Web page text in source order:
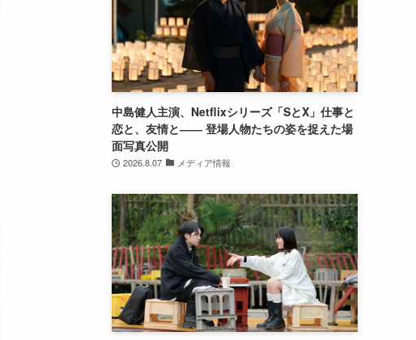
中島健人主演、Netflixシリーズ「SとX」仕事と
恋と、友情と―― 登場人物たちの姿を捉えた場
面写真公開
2026.8.07 メディア情報